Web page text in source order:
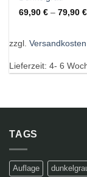
69,90€ –79,90€
zzgl. Versandkosten
Lieferzeit: 4- 6
TAGS
Auflage